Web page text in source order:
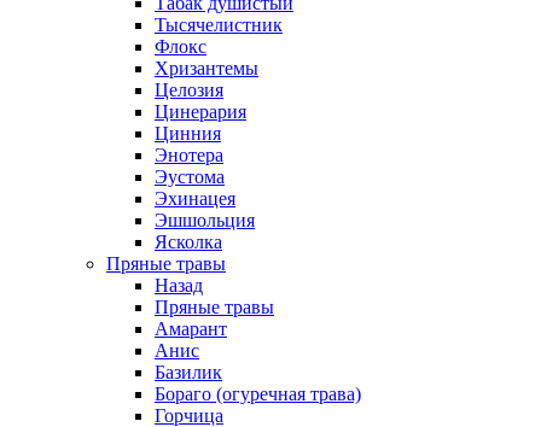
Тысячелистник
Флокс
Хризантемы
Целозия
Цинерария
Цинния
Энотера
Эустома
Эхинацея
Эшшольция
Ясколка
Пряные травы
Назад
Пряные травы
Амарант
Анис
Базилик
Бораго (огуречная трава)
Горчица